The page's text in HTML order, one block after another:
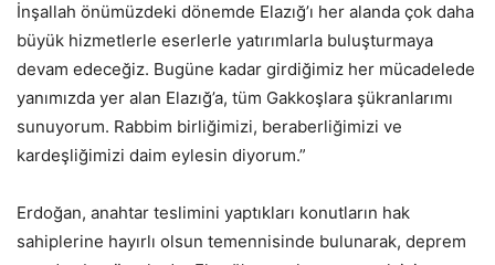
İnşallah önümüzdeki dönemde Elazığ’ı her alanda çok daha
büyük hizmetlerle eserlerle yatırımlarla buluşturmaya
devam edeceğiz. Bugüne kadar girdiğimiz her mücadelede
yanımızda yer alan Elazığ’a, tüm Gakkoşlara şükranlarımı
sunuyorum. Rabbim birliğimizi, beraberliğimizi ve
kardeşliğimizi daim eylesin diyorum.”
Erdoğan, anahtar teslimini yaptıkları konutların hak
sahiplerine hayırlı olsun temennisinde bulunarak, deprem